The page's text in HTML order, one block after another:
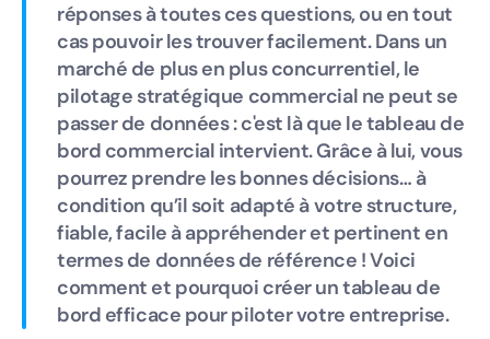
réponses à toutes ces questions, ou en tout
cas pouvoir les trouver facilement. Dans un
marché de plus en plus concurrentiel, le
pilotage stratégique commercial ne peut se
passer de données : c'est là que le tableau de
bord commercial intervient. Grâce à lui, vous
pourrez prendre les bonnes décisions… à
condition qu’il soit adapté à votre structure,
fiable, facile à appréhender et pertinent en
termes de données de référence ! Voici
comment et pourquoi créer un tableau de
bord efficace pour piloter votre entreprise.